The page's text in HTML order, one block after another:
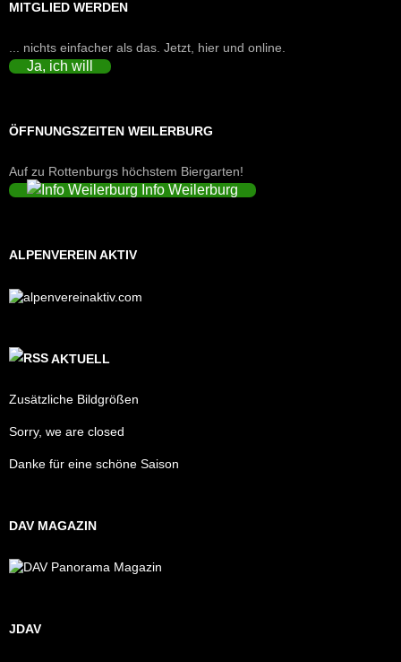
MITGLIED WERDEN
... nichts einfacher als das. Jetzt, hier und online.
Ja, ich will
ÖFFNUNGSZEITEN WEILERBURG
Auf zu Rottenburgs höchstem Biergarten!
Info Weilerburg
ALPENVEREIN AKTIV
AKTUELL
Zusätzliche Bildgrößen
Sorry, we are closed
Danke für eine schöne Saison
DAV MAGAZIN
JDAV